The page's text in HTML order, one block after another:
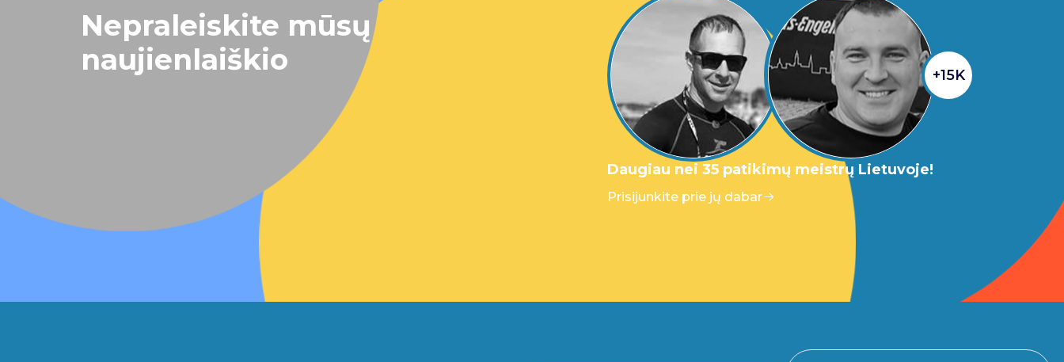
Nepraleiskite mūsų
naujienlaiškio
+15K
Daugiau nei 35 patikimų meistrų Lietuvoje!
Prisijunkite prie jų dabar